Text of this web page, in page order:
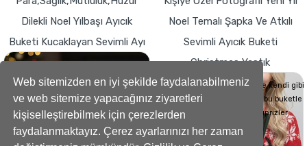
Web sitemizden en iyi şekilde faydalanabilmeniz
ve web sitemize yapacağınız ziyaretleri
kişiselleştirebilmek için çerezlerden
faydalanmaktayız. Çerez ayarlarınızı her zaman
Dilekli Noel Yılbaşı Ayıcık
Buketi Kucaklayan Sevimli Ayı
hediyeye dönüşse böyle görünürdü!
Noel Temalı Şapka Ve Atkılı
Sevimli Ayıcık Buketi
Christmas Yastık
Sevdiklerinizin Kalplerini de kendi gibi
yumuşacık hale getirecek bu buketle
sevdiklerinize küçük süprizler